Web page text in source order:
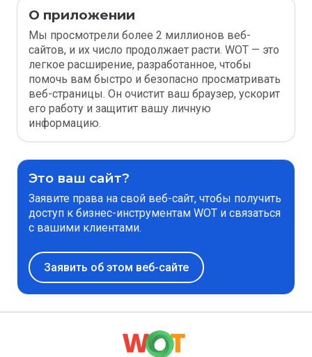
О приложении
Мы просмотрели более 2 миллионов веб-
сайтов, и их число продолжает расти. WOT — это
легкое расширение, разработанное, чтобы
помочь вам быстро и безопасно просматривать
веб-страницы. Он очистит ваш браузер, ускорит
его работу и защитит вашу личную
информацию.
Это ваш сайт?
Заявите права на свой веб-сайт, чтобы получить
доступ к бизнес-инструментам WOT и связаться
с вашими клиентами.
Заявить об этом веб-сайте